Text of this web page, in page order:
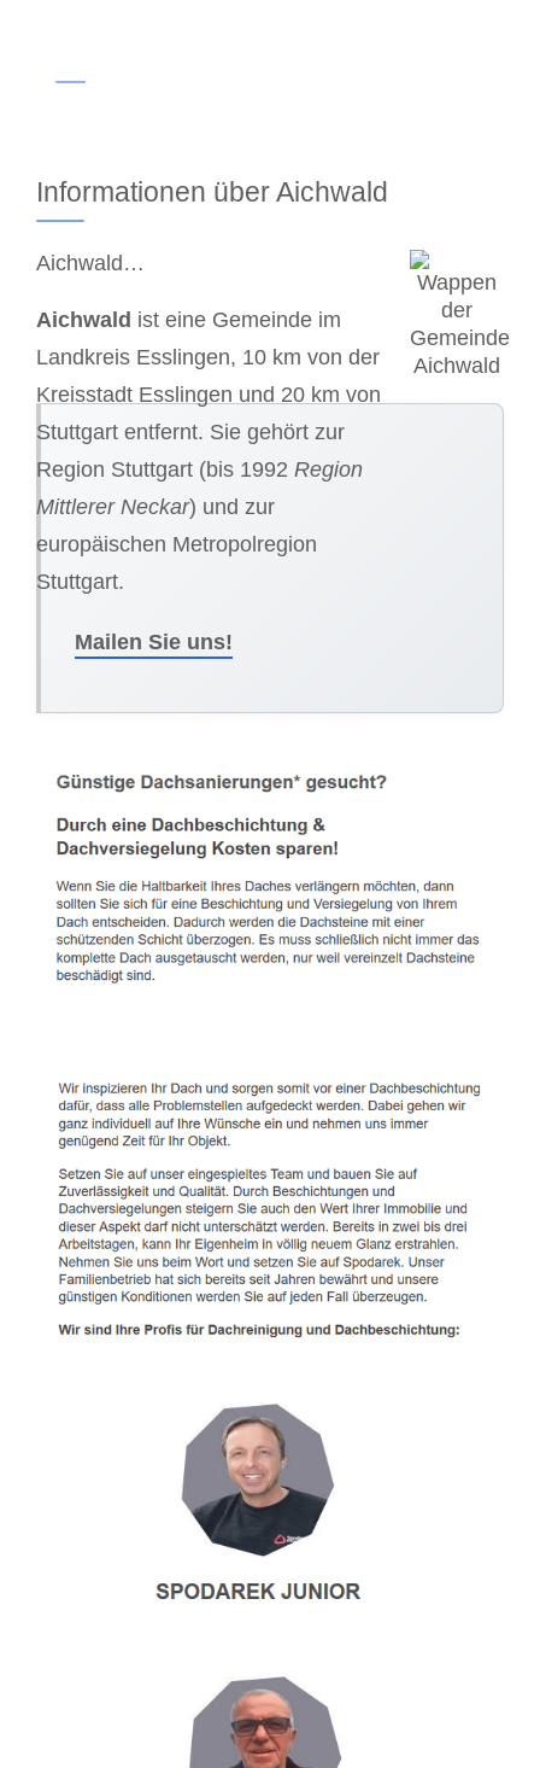
Informationen über Aichwald
Aichwald…
Aichwald ist eine Gemeinde im
Landkreis Esslingen, 10 km von der
Kreisstadt Esslingen und 20 km von
Stuttgart entfernt. Sie gehört zur
Region Stuttgart (bis 1992 Region
Mittlerer Neckar) und zur
europäischen Metropolregion
Stuttgart.
Mailen Sie uns!